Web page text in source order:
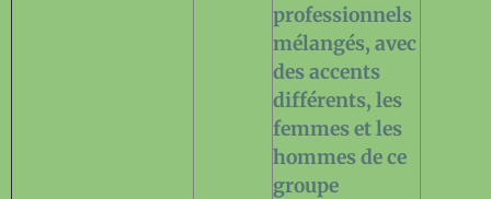
professionnels
mélangés, avec
des accents
différents, les
femmes et les
hommes de ce
groupe